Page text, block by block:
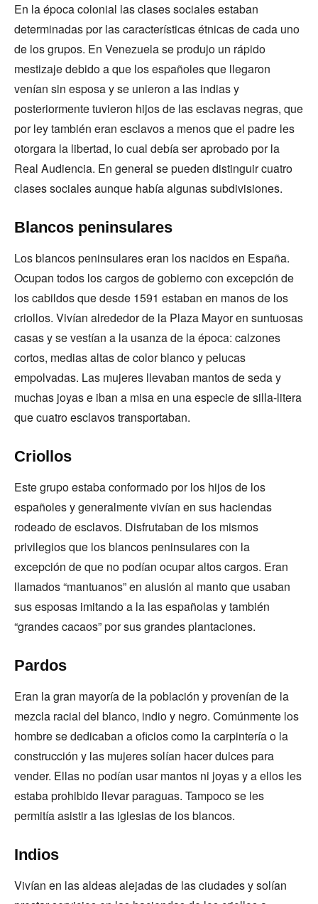
En la época colonial las clases sociales estaban
determinadas por las características étnicas de cada uno
de los grupos. En Venezuela se produjo un rápido
mestizaje debido a que los españoles que llegaron
venían sin esposa y se unieron a las indias y
posteriormente tuvieron hijos de las esclavas negras, que
por ley también eran esclavos a menos que el padre les
otorgara la libertad, lo cual debía ser aprobado por la
Real Audiencia. En general se pueden distinguir cuatro
clases sociales aunque había algunas subdivisiones.
Blancos peninsulares
Los blancos peninsulares eran los nacidos en España.
Ocupan todos los cargos de gobierno con excepción de
los cabildos que desde 1591 estaban en manos de los
criollos. Vivían alrededor de la Plaza Mayor en suntuosas
casas y se vestían a la usanza de la época: calzones
cortos, medias altas de color blanco y pelucas
empolvadas. Las mujeres llevaban mantos de seda y
muchas joyas e iban a misa en una especie de silla-litera
que cuatro esclavos transportaban.
Criollos
Este grupo estaba conformado por los hijos de los
españoles y generalmente vivían en sus haciendas
rodeado de esclavos. Disfrutaban de los mismos
privilegios que los blancos peninsulares con la
excepción de que no podían ocupar altos cargos. Eran
llamados “mantuanos” en alusión al manto que usaban
sus esposas imitando a la las españolas y también
“grandes cacaos” por sus grandes plantaciones.
Pardos
Eran la gran mayoría de la población y provenían de la
mezcla racial del blanco, indio y negro. Comúnmente los
hombre se dedicaban a oficios como la carpintería o la
construcción y las mujeres solían hacer dulces para
vender. Ellas no podían usar mantos ni joyas y a ellos les
estaba prohibido llevar paraguas. Tampoco se les
permitía asistir a las iglesias de los blancos.
Indios
Vivían en las aldeas alejadas de las ciudades y solían